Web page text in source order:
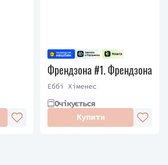
Френдзона #1. Френдзона
Еббі Хіменес
Очікується
Купити